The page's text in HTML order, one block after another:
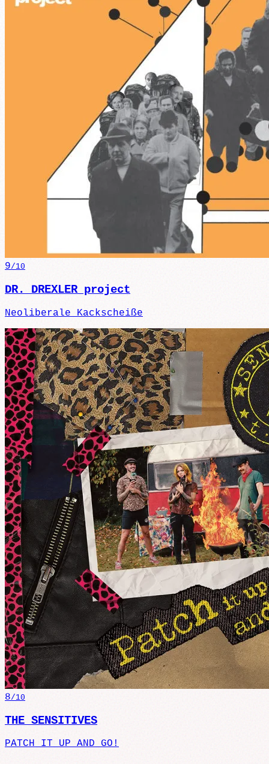
9/10
DR. DREXLER project
Neoliberale Kackscheiße
8/10
THE SENSITIVES
PATCH IT UP AND GO!